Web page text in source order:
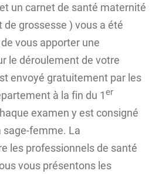
un carnet de santé maternité
de grossesse ) vous a été
vous apporter une
le déroulement de votre
envoyé gratuitement par les
à la fin du 1er
examen y est consigné
sage-femme. La
les professionnels de santé
vous présentons les